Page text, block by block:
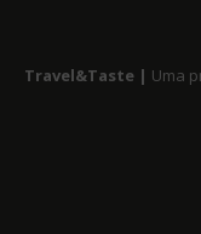
Travel&Taste | Uma